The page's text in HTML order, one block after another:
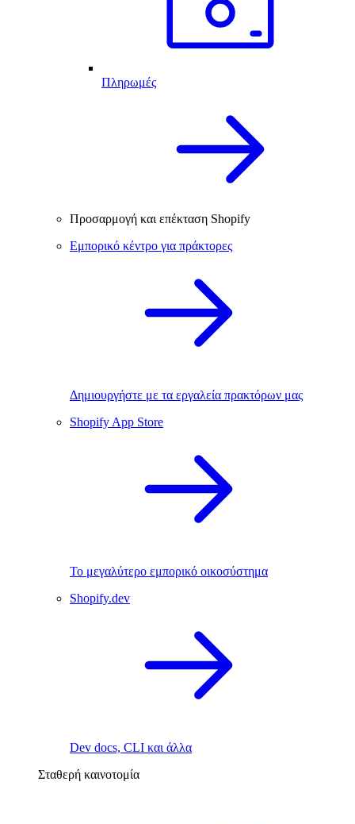
Πληρωμές
Προσαρμογή και επέκταση Shopify
Εμπορικό κέντρο για πράκτορες
Δημιουργήστε με τα εργαλεία πρακτόρων μας
Shopify App Store
Το μεγαλύτερο εμπορικό οικοσύστημα
Shopify.dev
Dev docs, CLI και άλλα
Σταθερή καινοτομία